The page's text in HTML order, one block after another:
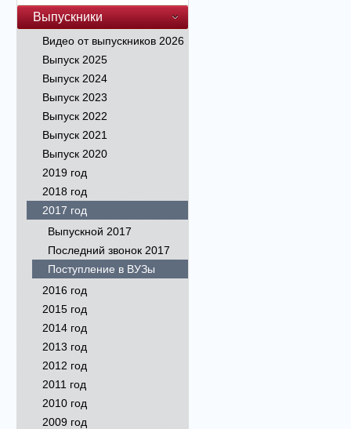
Выпускники
Видео от выпускников 2026
Выпуск 2025
Выпуск 2024
Выпуск 2023
Выпуск 2022
Выпуск 2021
Выпуск 2020
2019 год
2018 год
2017 год
Выпускной 2017
Последний звонок 2017
Поступление в ВУЗы
2016 год
2015 год
2014 год
2013 год
2012 год
2011 год
2010 год
2009 год